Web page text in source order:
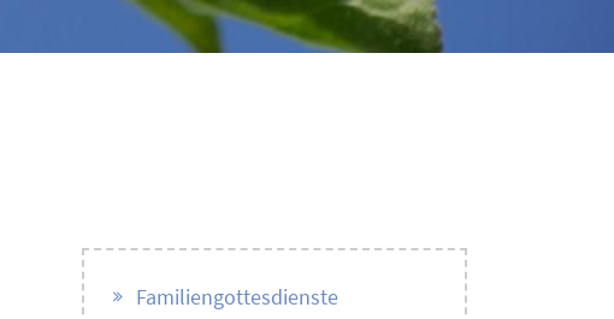
Familiengottesdienste